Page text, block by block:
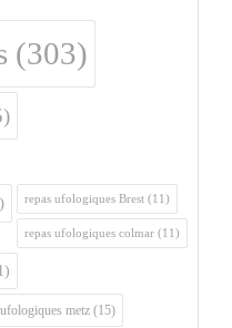
(303)
repas ufologiques Brest (11)
repas ufologiques colmar (11)
metz (15)